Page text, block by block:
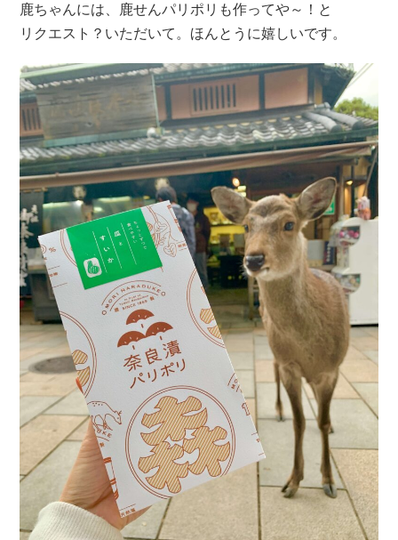
鹿ちゃんには、鹿せんパリポリも作ってや～！と
リクエスト？いただいて。ほんとうに嬉しいです。